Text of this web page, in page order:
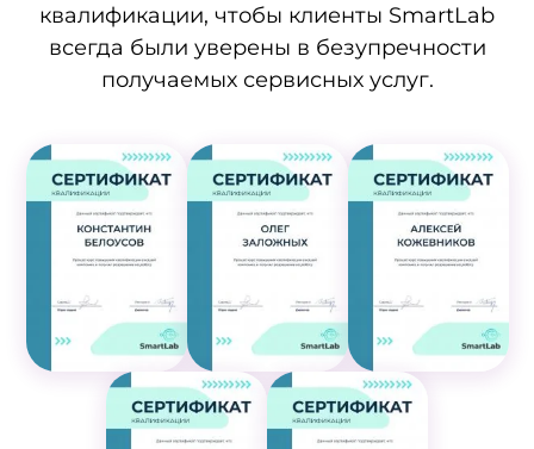
квалификации, чтобы клиенты SmartLab
всегда были уверены в безупречности
получаемых сервисных услуг.